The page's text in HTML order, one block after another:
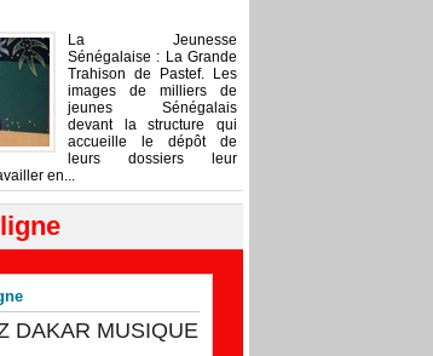
La Jeunesse
Sénégalaise : La Grande
Trahison de Pastef. Les
images de milliers de
jeunes Sénégalais
devant la structure qui
accueille le dépôt de
leurs dossiers leur
en...
DAKAR MUSIQUE